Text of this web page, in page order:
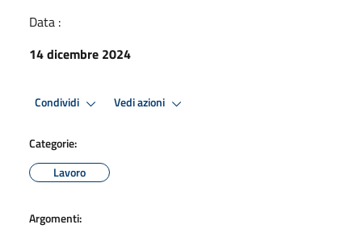
Data :
14 dicembre 2024
Condividi Vedi azioni
Categorie:
Lavoro
Argomenti: